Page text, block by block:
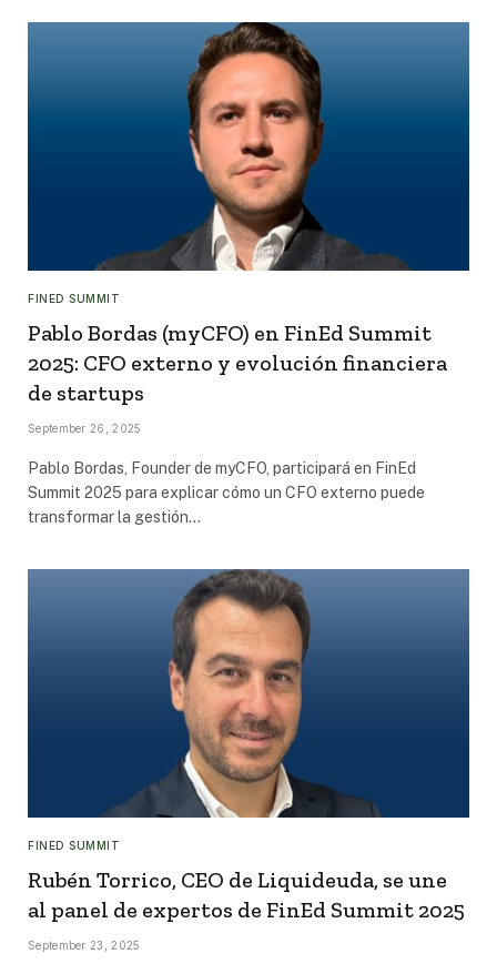
FINED SUMMIT
Pablo Bordas (myCFO) en FinEd Summit
2025: CFO externo y evolución financiera
de startups
September 26, 2025
Pablo Bordas, Founder de myCFO, participará en FinEd
Summit 2025 para explicar cómo un CFO externo puede
transformar la gestión…
FINED SUMMIT
Rubén Torrico, CEO de Liquideuda, se une
al panel de expertos de FinEd Summit 2025
September 23, 2025